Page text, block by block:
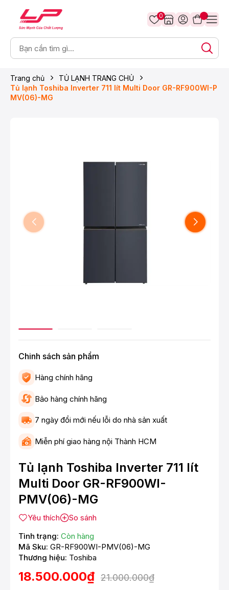
0
Trang chủ
TỦ LẠNH TRANG CHỦ
Tủ lạnh Toshiba Inverter 711 lít Multi Door GR-RF900WI-P
MV(06)-MG
Chinh sách sản phẩm
Hàng chính hãng
Bảo hàng chính hãng
7 ngày đổi mới nếu lỗi do nhà sản xuất
Miễn phí giao hàng nội Thành HCM
Tủ lạnh Toshiba Inverter 711 lít
Multi Door GR-RF900WI-
PMV(06)-MG
Yêu thích
So sánh
Tình trạng: Còn hàng
Mã Sku: GR-RF900WI-PMV(06)-MG
Thương hiệu: Toshiba
18.500.000₫ 21.000.000₫